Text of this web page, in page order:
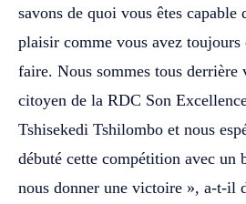
savons de quoi vous êtes capable
plaisir comme vous avez toujours
faire. Nous sommes tous derrière
citoyen de la RDC Son
Tshisekedi Tshilombo et nous
débuté cette compétition avec un
nous donner une victoire », a-t-il